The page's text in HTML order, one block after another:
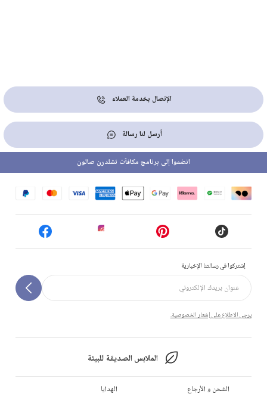
الإتصال بخدمة العملاء
أرسل لنا رسالة
إشتركوا في رسالتنا الإخبارية
يرجى الاطلاع على إشعار الخصوصية.
الملابس الصديقة للبيئة
انضموا إلى برنامج مكافآت تشلدرن صالون
الشحن و الأرجاع
الهدايا